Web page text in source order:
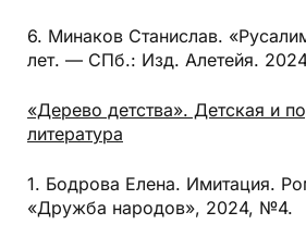
6. Минаков Станислав.
лет. — СПб.: Изд. Алетейя.
«Дерево детства». Детская и
литература
1. Бодрова Елена. Имитация.
«Дружба народов», 2024, №4.